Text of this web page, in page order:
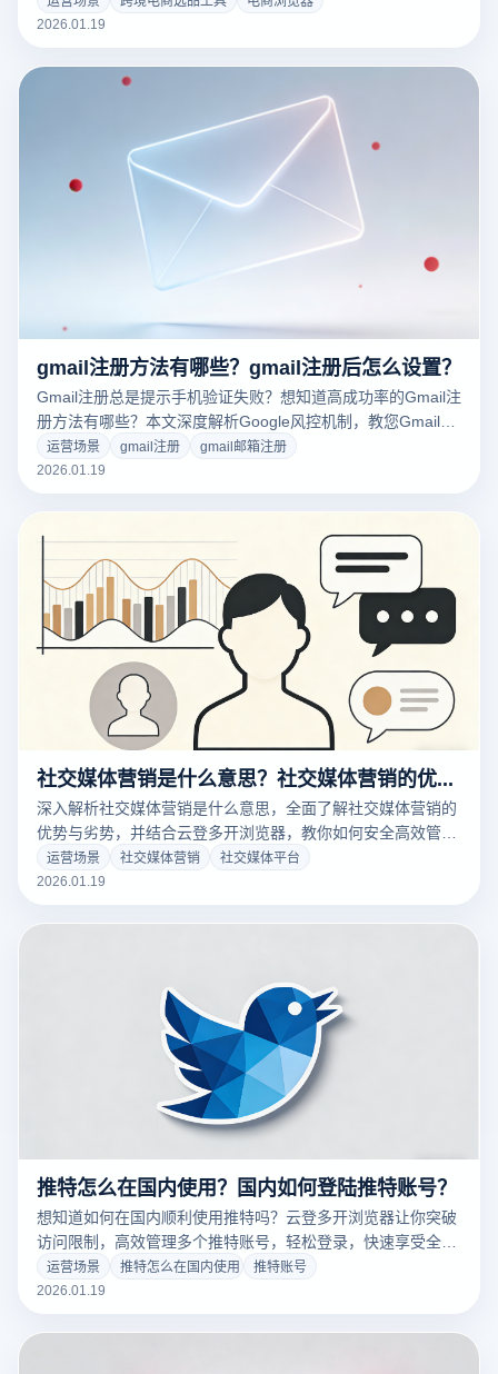
2026.01.19
gmail注册方法有哪些？gmail注册后怎么设置？
Gmail注册总是提示手机验证失败？想知道高成功率的Gmail注
册方法有哪些？本文深度解析Google风控机制，教您Gmail注
册后怎么设置才能防封号。揭秘跨境大卖如何利用云登指纹浏
览器构建独立纯净环境，通过物理级指纹隔离与RPA自动化，
运营场景 gmail注册
gmail邮箱注册
2026.01.19
社交媒体营销是什么意思？社交媒体营销的优势和劣势有哪些？
深入解析社交媒体营销是什么意思，全面了解社交媒体营销的
优势与劣势，并结合云登多开浏览器，教你如何安全高效管理
多账号，提升营销转化率。
运营场景 社交媒体营销
社交媒体平台
2026.01.19
推特怎么在国内使用？国内如何登陆推特账号？
想知道如何在国内顺利使用推特吗？云登多开浏览器让你突破
访问限制，高效管理多个推特账号，轻松登录，快速享受全球
社交体验。
运营场景 推特怎么在国内使用
推特账号
2026.01.19